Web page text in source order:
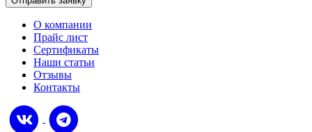
О компании
Прайс лист
Сертификаты
Наши статьи
Отзывы
Контакты